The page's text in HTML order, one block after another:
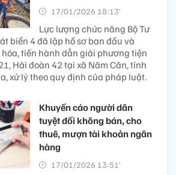
17/01/2026 18:13’
Lực lượng chức năng Bộ Tư
biển 4 đã lập hồ sơ ban đầu và
tiến hành dẫn giải phương tiện
Hải đoàn 42 tại xã Năm Căn, tỉnh
xử lý theo quy định của pháp luật.
Khuyến cáo người dân
tuyệt đối không bán, cho
thuê, mượn tài khoản ngân
hàng
17/01/2026 13:51’